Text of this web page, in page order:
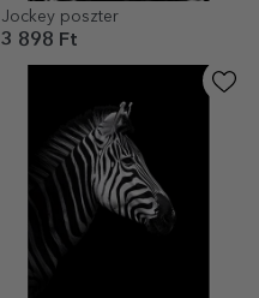
Jockey poszter
3 898 Ft